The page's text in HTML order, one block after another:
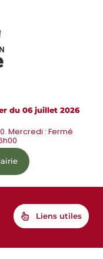
du 06 juillet 2026
Mercredi : Fermé
Liens utiles